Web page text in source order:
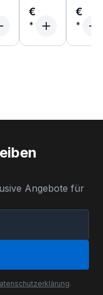
€ €
Angebote für
.